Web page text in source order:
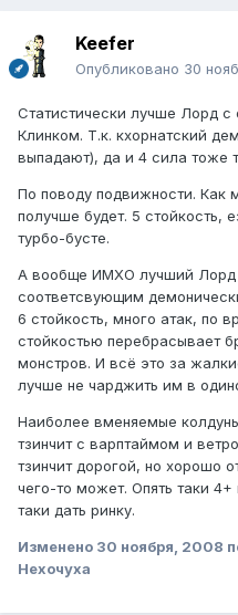
Keefer
Опубликовано 30
Статистически лучше Лорд
Клинком. Т.к. кхорнатский
выпадают), да и 4 сила тоже
По поводу подвижности. Как
получше будет. 5 стойкость,
турбо-бусте.
А вообще ИМХО лучший Лорд
соответсвующим
6 стойкость, много атак, по
стойкостью перебрасывает
монстров. И всё это за
лучше не чарджить им в
Наиболее вменяемые
тзинчит с варптаймом и
тзинчит дорогой, но хорошо
чего-то может. Опять таки
таки дать ринку.
Изменено 30 ноября, 2008
Нехочуха